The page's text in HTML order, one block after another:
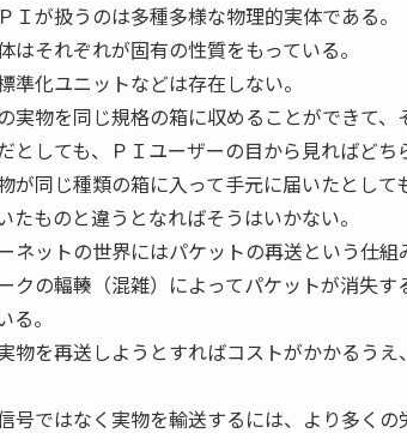
Ｉが扱うのは多種多様な物理的実体である。
はそれぞれが固有の性質をもっている。
準化ユニットなどは存在しない。
実物を同じ規格の箱に収めることができて
としても、ＰＩユーザーの目から見ればどち
が同じ種類の箱に入って手元に届いたとし
たものと違うとなればそうはいかない。
ネットの世界にはパケットの再送という仕組
クの輻輳（混雑）によってパケットが消失
る。
物を再送しようとすればコストがかかるう
号ではなく実物を輸送するには、より多くの